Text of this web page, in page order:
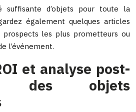
suffisante d’objets pour toute la
également quelques articles
les plus prometteurs ou
l’événement.
et analyse post-
des objets